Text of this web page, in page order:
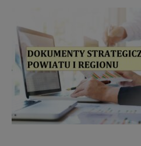
w pozostałych
osobowe przetwarzane są
wcześniej udzielonej
określonym w treści
rekrutacji pracowników).
Podstawą prawną
danych osobowych jest